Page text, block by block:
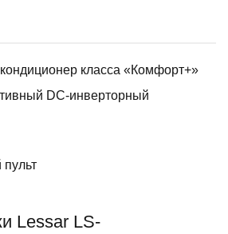
класса «Комфорт+»
DC-инверторный
Lessar LS-